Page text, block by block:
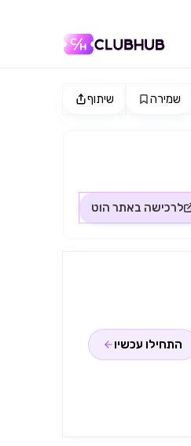
שיתוף שמירה
לרכישה באתר הוט
התחילו עכשיו